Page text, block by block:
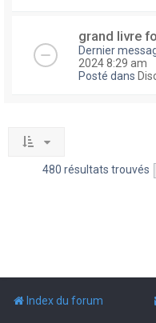
grand livre
Dernier
2024 8:29 am
Posté dans
480 résultats trouvés
Index du forum